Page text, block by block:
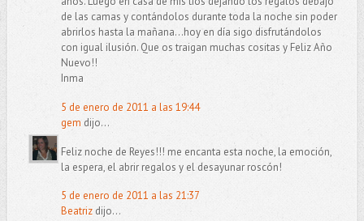
de las camas y contándolos durante toda la noche sin poder
abrirlos hasta la mañana...hoy en día sigo disfrutándolos
con igual ilusión. Que os traigan muchas cositas y Feliz Año
Nuevo!!
Inma
5 de enero de 2011 a las 19:44
gem dijo...
Feliz noche de Reyes!!! me encanta esta noche, la emoción,
la espera, el abrir regalos y el desayunar roscón!
5 de enero de 2011 a las 21:37
Beatrizdijo...